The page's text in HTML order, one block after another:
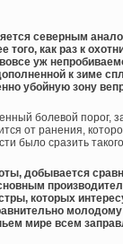
северным
как раз к
уж
к зиме
убойную зону
болевой порог,
от ранения,
было сразить
добывается
которых
мире всем